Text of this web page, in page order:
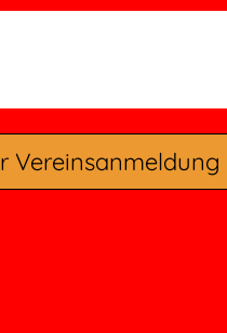
Vereinsanmeldung